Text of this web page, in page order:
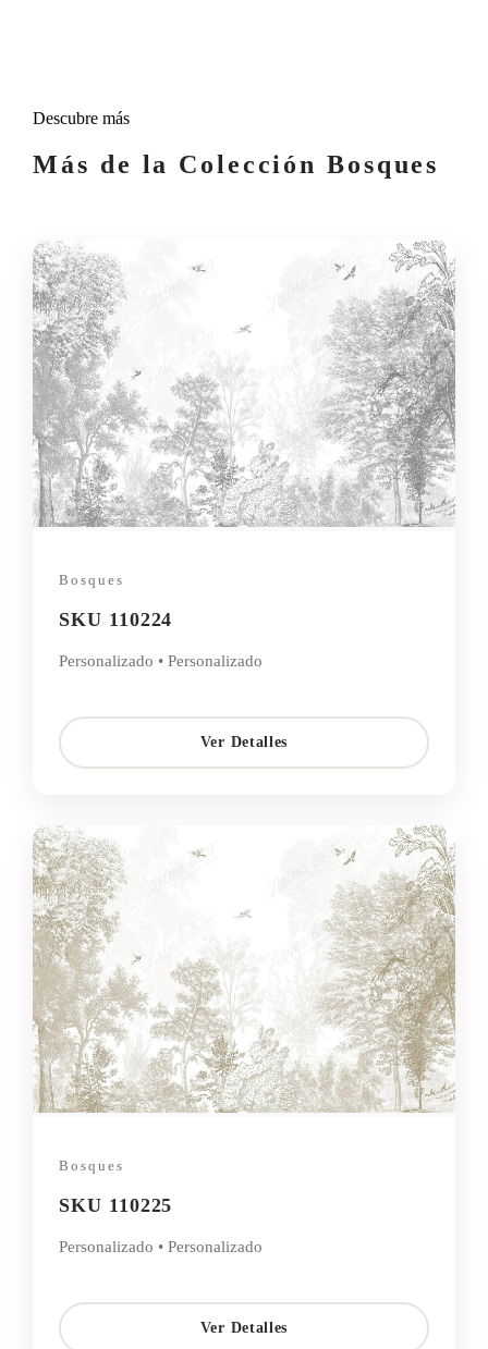
Descubre más
Más de la Colección Bosques
Bosques
SKU 110224
Personalizado • Personalizado
Ver Detalles
Bosques
SKU 110225
Personalizado • Personalizado
Ver Detalles